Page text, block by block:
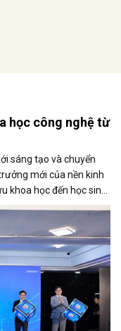
học công nghệ từ
sáng tạo và chuyển
mới của nền kinh
khoa học đến học sinh
thành nguồn nhân
khoa học công nghệ
hướng này đang được
nối giữa cơ quan